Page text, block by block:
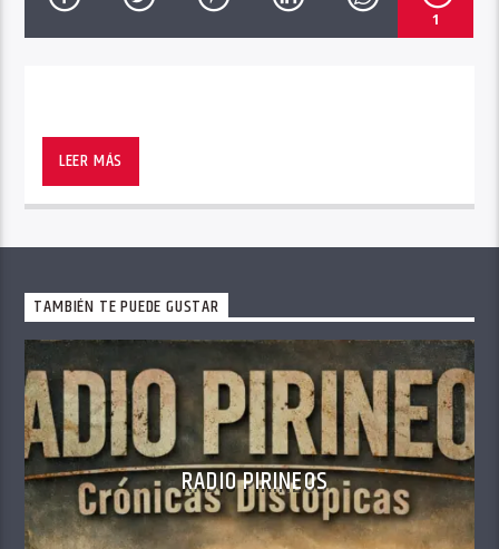
1
LEER MÁS
TAMBIÉN TE PUEDE GUSTAR
RADIO PIRINEOS